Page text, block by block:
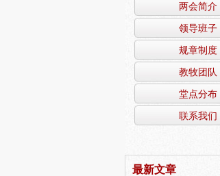
两会简介
领导班子
规章制度
教牧团队
堂点分布
联系我们
最新文章